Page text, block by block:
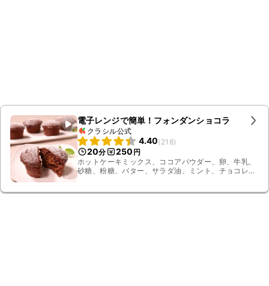
電子レンジで簡単！フォンダンショコラ
クラシル公式
4.40(218)
20分 250 円
ホットケーキミックス、ココアパウダー、卵、牛乳、
砂糖、粉糖、バター、サラダ油、ミント、チョコレー